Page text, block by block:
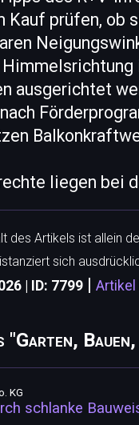
Kauf prüfen, ob
ausgerichtet
liegen bei
des Artikels ist allein
sich
| ID: 7799 |
"Garten,
KG
schlanke